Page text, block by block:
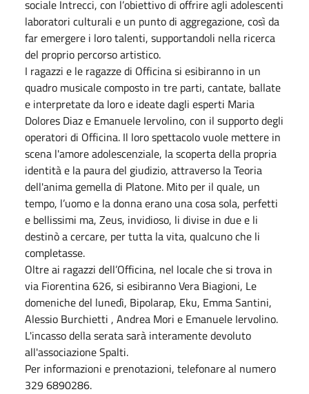
sociale Intrecci, con l’obiettivo di offrire agli adolescenti
laboratori culturali e un punto di aggregazione, così da
far emergere i loro talenti, supportandoli nella ricerca
del proprio percorso artistico.
I ragazzi e le ragazze di Officina si esibiranno in un
quadro musicale composto in tre parti, cantate, ballate
e interpretate da loro e ideate dagli esperti Maria
Dolores Diaz e Emanuele Iervolino, con il supporto degli
operatori di Officina. Il loro spettacolo vuole mettere in
scena l'amore adolescenziale, la scoperta della propria
identità e la paura del giudizio, attraverso la Teoria
dell'anima gemella di Platone. Mito per il quale, un
tempo, l’uomo e la donna erano una cosa sola, perfetti
e bellissimi ma, Zeus, invidioso, li divise in due e li
destinò a cercare, per tutta la vita, qualcuno che li
completasse.
Oltre ai ragazzi dell’Officina, nel locale che si trova in
via Fiorentina 626, si esibiranno Vera Biagioni, Le
domeniche del lunedì, Bipolarap, Eku, Emma Santini,
Alessio Burchietti , Andrea Mori e Emanuele Iervolino.
L'incasso della serata sarà interamente devoluto
all'associazione Spalti.
Per informazioni e prenotazioni, telefonare al numero
329 6890286.